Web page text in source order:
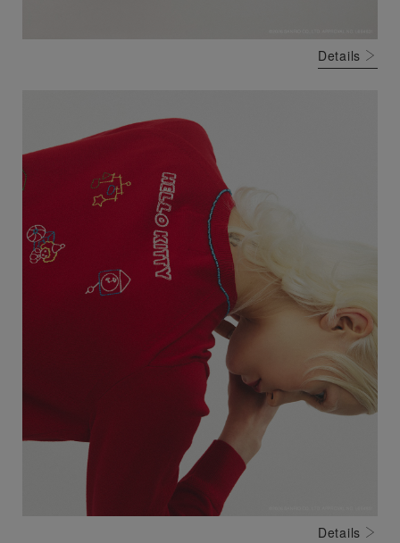
Details
Details